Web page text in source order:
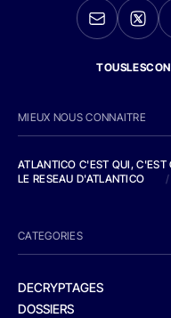
MIEUX NOUS CONNAITRE
ATLANTICO C'EST QUI, C'EST
LE RESEAU D'ATLANTICO
/
CATEGORIES
DECRYPTAGES
DOSSIERS